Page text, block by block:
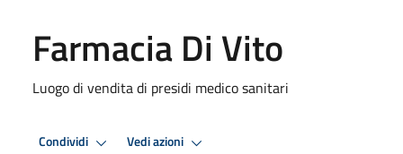
Farmacia Di Vito
Luogo di vendita di presidi medico sanitari
Condividi Vedi azioni